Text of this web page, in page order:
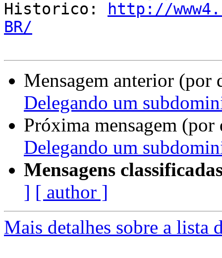
Historico:
http://
BR/
Mensagem anterior (por
Delegando um
Próxima mensagem
Delegando um
Mensagens
] [ author ]
Mais detalhes sobre a lista